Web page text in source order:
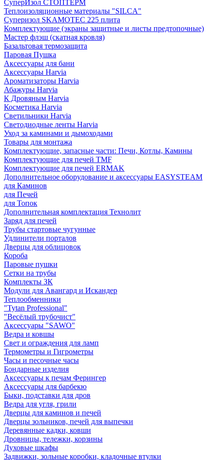
СуперИзол СТОПТЕРМ
Теплоизоляционные материалы "SILCA"
Суперизол SKAMOTEC 225 плита
Комплектующие (экраны защитные и листы предтопочные)
Мастер флэш (скатная кровля)
Базальтовая термозащита
Паровая Пушка
Аксессуары для бани
Аксессуары Harvia
Ароматизаторы Harvia
Абажуры Harvia
К Дровяным Harvia
Косметика Harvia
Светильники Harvia
Светодиодные ленты Harvia
Уход за каминами и дымоходами
Товары для монтажа
Комплектующие, запасные части: Печи, Котлы, Камины
Комплектующие для печей TMF
Комплектующие для печей ERMAK
Дополнительное оборудование и аксессуары EASYSTEAM
для Каминов
для Печей
для Топок
Дополнительная комплектация Технолит
Заряд для печей
Трубы стартовые чугунные
Удлинители порталов
Дверцы для облицовок
Короба
Паровые пушки
Сетки на трубы
Комплекты ЗК
Модули для Авангард и Искандер
Теплообменники
"Tytan Professional"
"Весёлый трубочист"
Аксессуары "SAWO"
Ведра и ковшы
Свет и ограждения для ламп
Термометры и Гигрометры
Часы и песочные часы
Бондарные изделия
Аксессуары к печам Ферингер
Аксессуары для барбекю
Быки, подставки для дров
Ведра для угля, грили
Дверцы для каминов и печей
Дверцы зольников, печей для выпечки
Деревянные кадки, ковши
Дровницы, тележки, корзины
Духовые шкафы
Задвижки, зольные коробки, кладочные втулки